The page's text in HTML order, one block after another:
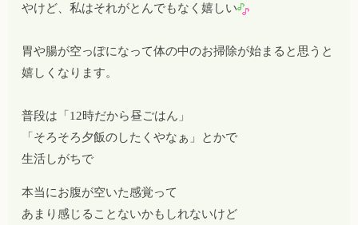
やけど、私はそれがとんでもなく嬉しい
胃や腸が空っぽになって体の中のお掃除が始まると思うと
嬉しくなります。
普段は「12時だから昼ごはん」
「そろそろ夕飯のしたくやなぁ」とかで
生活しがちで
本当にお腹が空いた感覚って
あまり感じることないかもしれないけど